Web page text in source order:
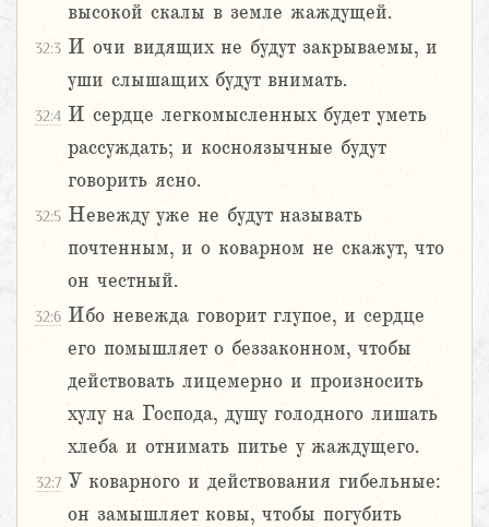
высокой скалы в земле жаждущей.
32:3 И очи видящих не будут закрываемы, и
уши слышащих будут внимать.
32:4 И сердце легкомысленных будет уметь
рассуждать; и косноязычные будут
говорить ясно.
32:5 Невежду уже не будут называть
почтенным, и о коварном не скажут, что
он честный.
32:6 Ибо невежда говорит глупое, и сердце
его помышляет о беззаконном, чтобы
действовать лицемерно и произносить
хулу на Господа, душу голодного лишать
хлеба и отнимать питье у жаждущего.
32:7 У коварного и действования гибельные:
он замышляет ковы, чтобы погубить